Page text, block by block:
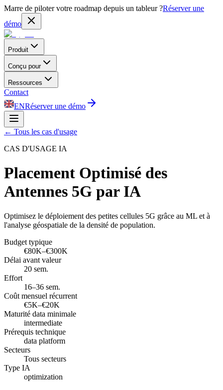
Marre de piloter votre roadmap depuis un tableur ?Réserver une
démo
Produit
Conçu pour
Ressources
Contact
ENRéserver une démo
← Tous les cas d'usage
CAS D'USAGE IA
Placement Optimisé des
Antennes 5G par IA
Optimisez le déploiement des petites cellules 5G grâce au ML et à
l'analyse géospatiale de la densité de population.
Budget typique
€80K–€300K
Délai avant valeur
20 sem.
Effort
16–36 sem.
Coût mensuel récurrent
€5K–€20K
Maturité data minimale
intermediate
Prérequis technique
data platform
Secteurs
Tous secteurs
Type IA
optimization